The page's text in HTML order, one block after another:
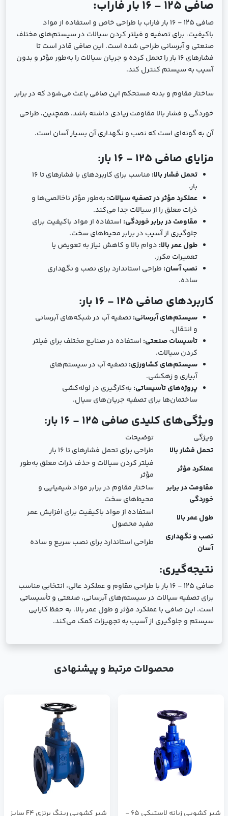
صافی 125 - 16 بار فاراب:
صافی 125 - 16 بار فاراب با طراحی خاص و استفاده از مواد
باکیفیت، برای تصفیه و فیلتر کردن سیالات در سیستم‌های مختلف
صنعتی و آبرسانی طراحی شده است. این صافی قادر است تا
فشارهای 16 بار را تحمل کرده و جریان سیالات را به‌طور مؤثر و بدون
آسیب به سیستم کنترل کند.
ساختار مقاوم و بدنه مستحکم این صافی باعث می‌شود که در برابر
خوردگی و فشار بالا مقاومت زیادی داشته باشد. همچنین، طراحی
آن به گونه‌ای است که نصب و نگهداری آن بسیار آسان است.
مزایای صافی 125 - 16 بار:
تحمل فشار بالا:
مناسب برای کاربردهای با فشارهای تا 16
بار.
عملکرد مؤثر در تصفیه سیالات: به‌طور مؤثر ناخالصی‌ها و
ذرات معلق را از سیالات جدا می‌کند.
مقاومت در برابر خوردگی: استفاده از مواد باکیفیت برای
جلوگیری از آسیب در برابر محیط‌های سخت.
طول عمر بالا: دوام بالا و کاهش نیاز به تعویض یا
تعمیرات مکرر.
نصب آسان: طراحی استاندارد برای نصب و نگهداری
ساده.
کاربردهای صافی 125 - 16 بار:
سیستم‌های آبرسانی:تصفیه آب در شبکه‌های آبرسانی
و انتقال.
تأسیسات صنعتی: استفاده در صنایع مختلف برای فیلتر
کردن سیالات.
سیستم‌های کشاورزی:تصفیه آب در سیستم‌های
آبیاری و زهکشی.
پروژه‌های تأسیساتی: به‌کارگیری در لوله‌کشی
ساختمان‌ها برای تصفیه جریان‌های سیال.
ویژگی‌های کلیدی صافی 125 - 16 بار:
ویژگی
توضیحات
تحمل فشار بالا
طراحی برای تحمل فشارهای تا 16 بار
عملکرد مؤثر
فیلتر کردن سیالات و حذف ذرات معلق به‌طور
مؤثر
مقاومت در برابر
خوردگی
ساختار مقاوم در برابر مواد شیمیایی و
محیط‌های سخت
طول عمر بالا
استفاده از مواد باکیفیت برای افزایش عمر
مفید محصول
نصب و نگهداری
آسان
طراحی استاندارد برای نصب سریع و ساده
نتیجه‌گیری:
صافی 125 - 16 بار با طراحی مقاوم و عملکرد عالی، انتخابی مناسب
برای تصفیه سیالات در سیستم‌های آبرسانی، صنعتی و تأسیساتی
است. این صافی با عملکرد مؤثر و طول عمر بالا، به حفظ کارایی
سیستم و جلوگیری از آسیب به تجهیزات کمک می‌کند.
محصولات مرتبط و پیشنهادی
شير كشويي زبانه لاستيكي 65 - شير كشويي رينگ برنزي F4 سايز